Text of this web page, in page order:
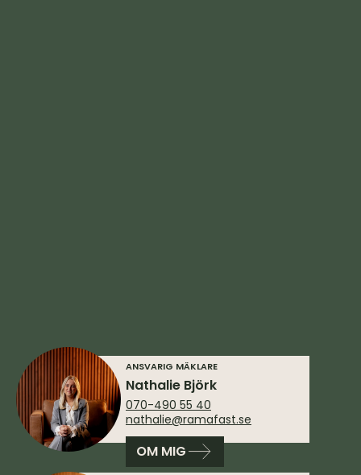
ANSVARIG MÄKLARE
Nathalie Björk
070-490 55 40
nathalie@ramafast.se
OM MIG